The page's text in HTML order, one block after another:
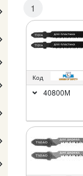
1
Код
40800М